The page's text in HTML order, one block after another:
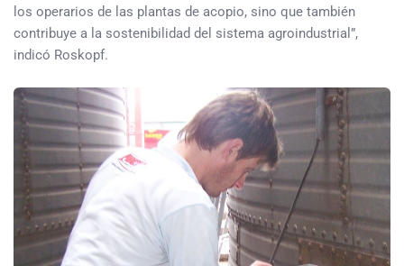
los operarios de las plantas de acopio, sino que también
contribuye a la sostenibilidad del sistema agroindustrial”,
indicó Roskopf.